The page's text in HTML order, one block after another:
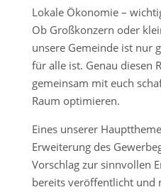
Lokale Ökonomie –
Ob Großkonzern oder
unsere Gemeinde ist nur
für alle ist. Genau diesen
gemeinsam mit euch
Raum optimieren.
Eines unserer
Erweiterung des
Vorschlag zur sinnvollen
bereits veröffentlicht und